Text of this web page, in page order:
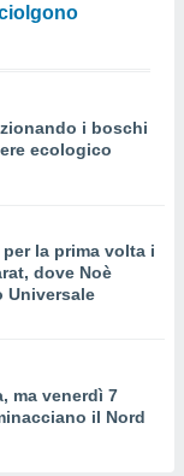
i boschi
ecologico
la prima volta i
dove Noè
Universale
ma venerdì 7
il Nord